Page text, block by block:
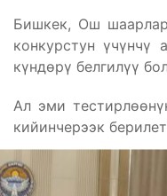
Бишкек, Ош
конкурстун үчүнчү
күндөрү белгилүү
Ал эми
кийинчерээк